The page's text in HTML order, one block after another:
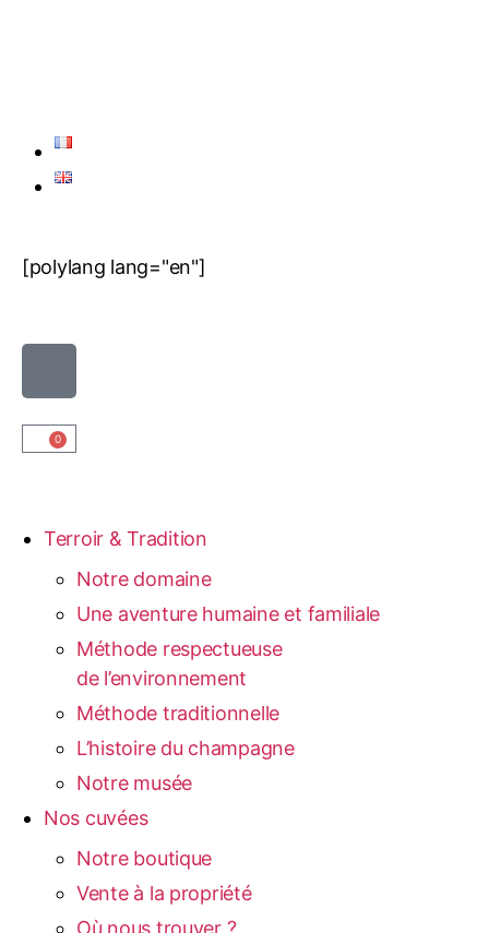
[polylang lang="en"]
0
Terroir & Tradition
Notre domaine
Une aventure humaine et familiale
Méthode respectueuse
de l’environnement
Méthode traditionnelle
L’histoire du champagne
Notre musée
Nos cuvées
Notre boutique
Vente à la propriété
Où nous trouver ?